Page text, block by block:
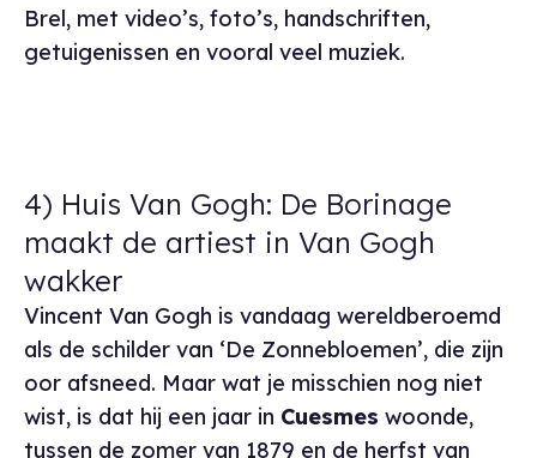
Brel, met video’s, foto’s, handschriften,
getuigenissen en vooral veel muziek.
4) Huis Van Gogh: De Borinage
maakt de artiest in Van Gogh
wakker
Vincent Van Gogh is vandaag wereldberoemd
als de schilder van ‘De Zonnebloemen’, die zijn
oor afsneed. Maar wat je misschien nog niet
wist, is dat hij een jaar in Cuesmes woonde,
tussen de zomer van 1879 en de herfst van